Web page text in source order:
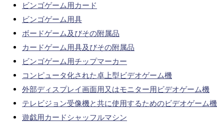
ビンゴゲーム用カード
ビンゴゲーム用具
ボードゲーム及びその附属品
カードゲーム用具及びその附属品
ビンゴゲーム用チップマーカー
コンピュータ化された卓上型ビデオゲーム機
外部ディスプレイ画面用又はモニター用ビデオゲーム機
テレビジョン受像機と共に使用するためのビデオゲーム機
遊戯用カードシャッフルマシン